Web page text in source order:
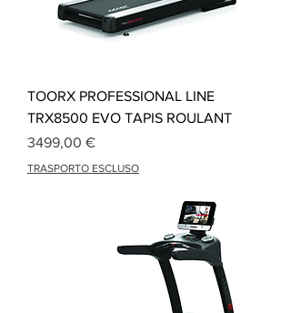
TOORX PROFESSIONAL LINE
TRX8500 EVO TAPIS ROULANT
Precio
3499,00 €
TRASPORTO ESCLUSO